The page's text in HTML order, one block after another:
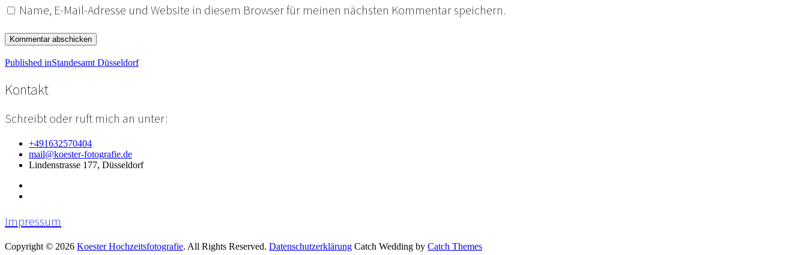
Name, E-Mail-Adresse und Website in diesem Browser für meinen nächsten Kommentar speichern.
Beitragsnavigation
Published inStandesamt Düsseldorf
Kontakt
Schreibt oder ruft mich an unter:
+491632570404
mail@koester-fotografie.de
Lindenstrasse 177, Düsseldorf
Impressum
Copyright © 2026 Koester Hochzeitsfotografie. All Rights Reserved. Datenschutzerklärung Catch Wedding by Catch Themes